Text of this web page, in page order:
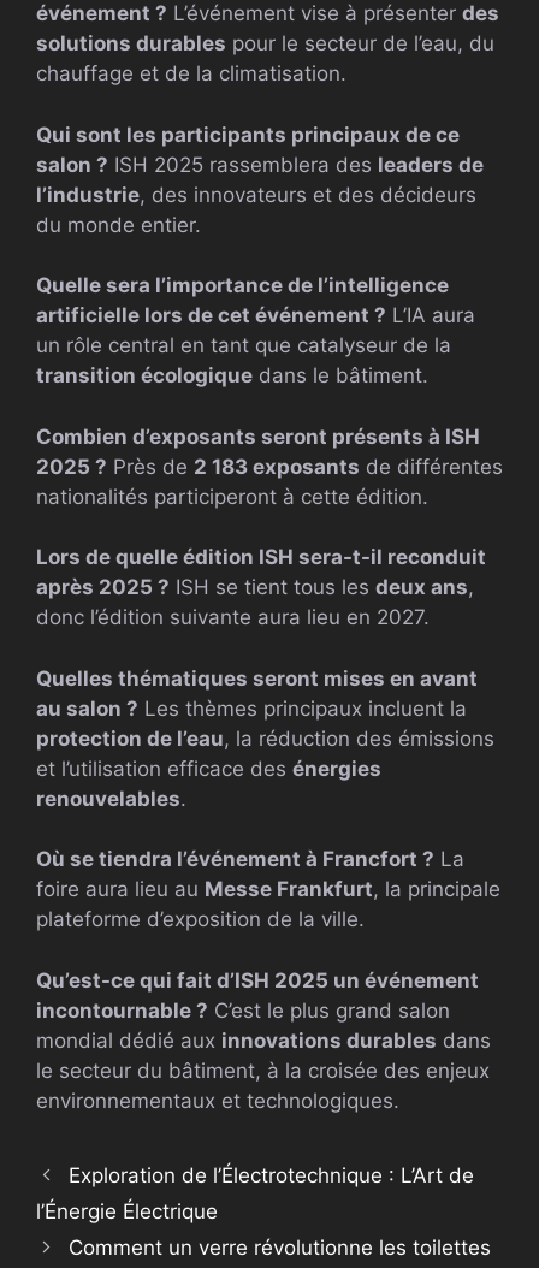
événement ? L’événement vise à présenter des
solutions durables pour le secteur de l’eau, du
chauffage et de la climatisation.
Qui sont les participants principaux de ce
salon ? ISH 2025 rassemblera des leaders de
l’industrie, des innovateurs et des décideurs
du monde entier.
Quelle sera l’importance de l’intelligence
artificielle lors de cet événement ? L’IA aura
un rôle central en tant que catalyseur de la
transition écologique dans le bâtiment.
Combien d’exposants seront présents à ISH
2025 ? Près de 2 183 exposants de différentes
nationalités participeront à cette édition.
Lors de quelle édition ISH sera-t-il reconduit
après 2025 ? ISH se tient tous les deux ans,
donc l’édition suivante aura lieu en 2027.
Quelles thématiques seront mises en avant
au salon ? Les thèmes principaux incluent la
protection de l’eau, la réduction des émissions
et l’utilisation efficace des énergies
renouvelables.
Où se tiendra l’événement à Francfort ? La
foire aura lieu au Messe Frankfurt, la principale
plateforme d’exposition de la ville.
Qu’est-ce qui fait d’ISH 2025 un événement
incontournable ? C’est le plus grand salon
mondial dédié aux innovations durables dans
le secteur du bâtiment, à la croisée des enjeux
environnementaux et technologiques.
Exploration de l’Électrotechnique : L’Art de
l’Énergie Électrique
Comment un verre révolutionne les toilettes